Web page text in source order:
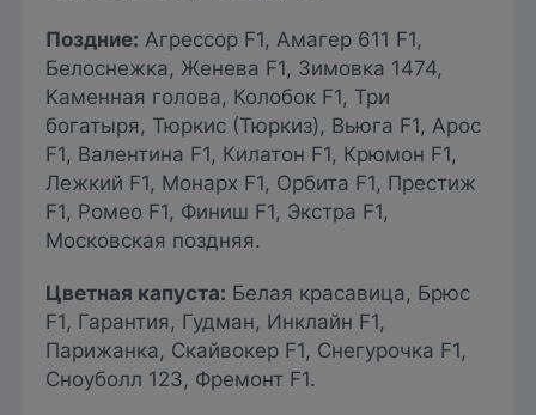
Поздние: Агрессор F1, Амагер 611 F1,
Белоснежка, Женева F1, Зимовка 1474,
Каменная голова, Колобок F1, Три
богатыря, Тюркис (Тюркиз), Вьюга F1, Арос
F1, Валентина F1, Килатон F1, Крюмон F1,
Лежкий F1, Монарх F1, Орбита F1, Престиж
F1, Ромео F1, Финиш F1, Экстра F1,
Московская поздняя.
Цветная капуста: Белая красавица, Брюс
F1, Гарантия, Гудман, Инклайн F1,
Парижанка, Скайвокер F1, Снегурочка F1,
Сноуболл 123, Фремонт F1.